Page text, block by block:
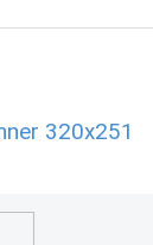
320x251